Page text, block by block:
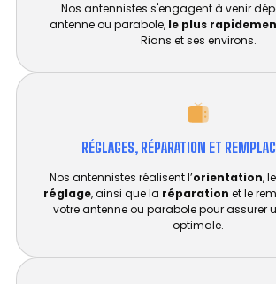
Nos antennistes s'engagent à venir
antenne ou parabole, le plus
Rians et ses environs.
RÉGLAGES, RÉPARATION ET
Nos antennistes réalisent l’orientation, le
réglage, ainsi que la réparation et le
votre antenne ou parabole pour assurer
optimale.